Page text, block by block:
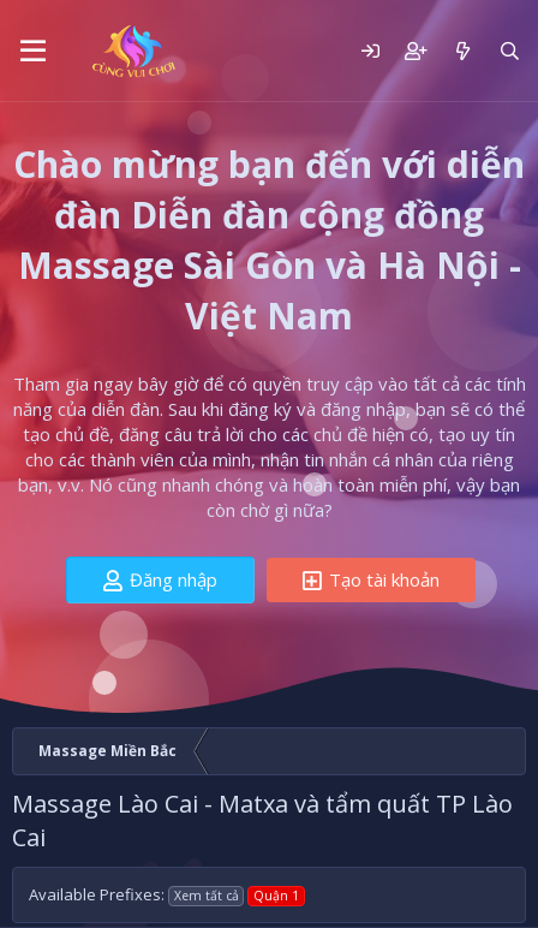
Chào mừng bạn đến với diễn
đàn Diễn đàn cộng đồng
Massage Sài Gòn và Hà Nội -
Việt Nam
Tham gia ngay bây giờ để có quyền truy cập vào tất cả các tính
năng của diễn đàn. Sau khi đăng ký và đăng nhập, bạn sẽ có thể
tạo chủ đề, đăng câu trả lời cho các chủ đề hiện có, tạo uy tín
cho các thành viên của mình, nhận tin nhắn cá nhân của riêng
bạn, v.v. Nó cũng nhanh chóng và hoàn toàn miễn phí, vậy bạn
còn chờ gì nữa?
Đăng nhập Tạo tài khoản
Massage Miền Bắc
Massage Lào Cai - Matxa và tẩm quất TP Lào
Cai
Available Prefixes: Xem tất cả Quận 1